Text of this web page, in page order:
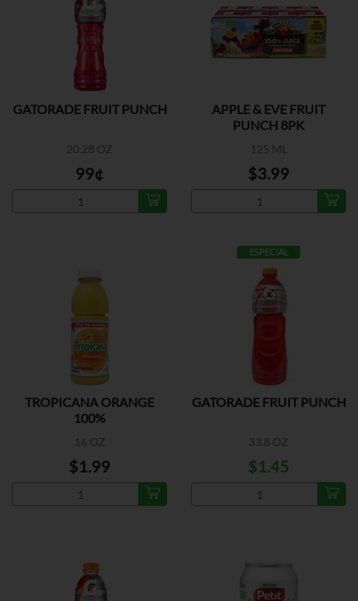
GATORADE FRUIT PUNCH
20.28 OZ
99¢
APPLE & EVE FRUIT
PUNCH 8PK
125 ML
$3.99
TROPICANA ORANGE
100%
16 OZ
$1.99
ESPECIAL
GATORADE FRUIT PUNCH
33.8 OZ
$1.45